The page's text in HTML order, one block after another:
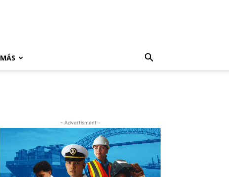
MÁS
- Advertisment -